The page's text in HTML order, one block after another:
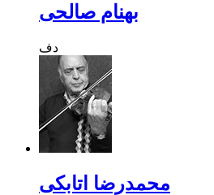
بهنام صالحی
دف
محمدرضا اتابکی